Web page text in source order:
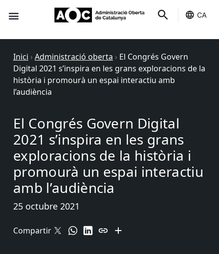
CA
Inici › Administració oberta › El Congrés Govern
Digital 2021 s’inspira en les grans exploracions de la
història i promourà un espai interactiu amb
l’audiència
El Congrés Govern Digital
2021 s’inspira en les grans
exploracions de la història i
promourà un espai interactiu
amb l’audiència
25 octubre 2021
Compartir